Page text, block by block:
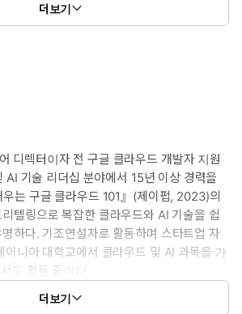
더보기
디렉터이자 전 구글 클라우드 개발자 지원
AI 기술 리더십 분야에서 15년 이상 경력을
는 구글 클라우드 101』(제이펍, 2023)의
텔링으로 복잡한 클라우드와 AI 기술을 쉽
하다. 기조연설자로 활동하며 스타트업 자
이니아 대학교에서 클라우드 및 AI 과목을 가
도 활동 중이다.
더보기